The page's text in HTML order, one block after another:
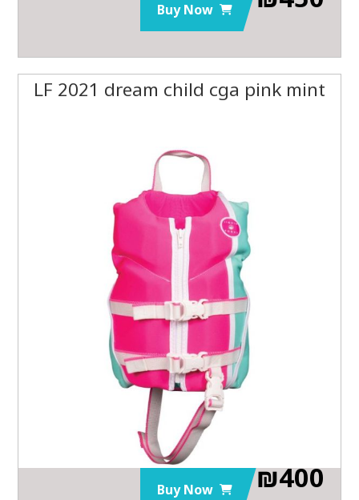
Buy Now
LF 2021 dream child cga pink mint
₪400
Buy Now